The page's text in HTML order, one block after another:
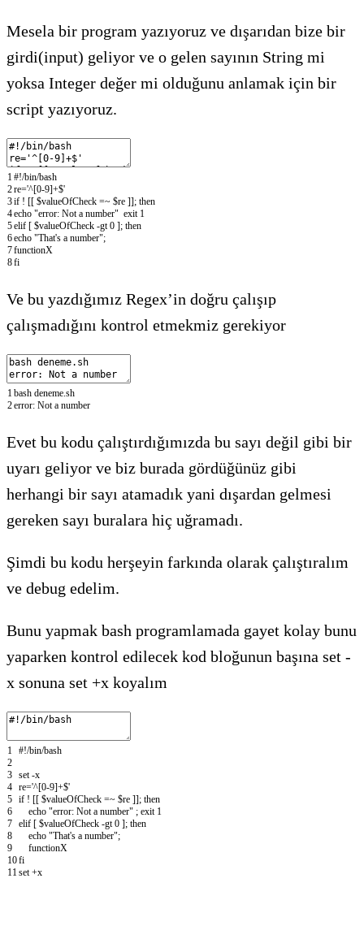
Mesela bir program yazıyoruz ve dışarıdan bize bir
girdi(input) geliyor ve o gelen sayının String mi
yoksa Integer değer mi olduğunu anlamak için bir
script yazıyoruz.
1
2
3
4
5
6
7
8
#!/bin/bash
re='^[0-9]+$'
if ! [[ $valueOfCheck =~ $re ]]; then
echo "error: Not a number" exit 1
elif [ $valueOfCheck -gt 0 ]; then
echo "That's a number";
functionX
fi
Ve bu yazdığımız Regex’in doğru çalışıp
çalışmadığını kontrol etmekmiz gerekiyor
1
2
bash deneme.sh
error: Not a number
Evet bu kodu çalıştırdığımızda bu sayı değil gibi bir
uyarı geliyor ve biz burada gördüğünüz gibi
herhangi bir sayı atamadık yani dışardan gelmesi
gereken sayı buralara hiç uğramadı.
Şimdi bu kodu herşeyin farkında olarak çalıştıralım
ve debug edelim.
Bunu yapmak bash programlamada gayet kolay bunu
yaparken kontrol edilecek kod bloğunun başına set -
x sonuna set +x koyalım
1
2
3
4
5
6
7
8
9
10
11
#!/bin/bash
set -x
re='^[0-9]+$'
if ! [[ $valueOfCheck =~ $re ]]; then
echo "error: Not a number" ; exit 1
elif [ $valueOfCheck -gt 0 ]; then
echo "That's a number";
functionX
fi
set +x